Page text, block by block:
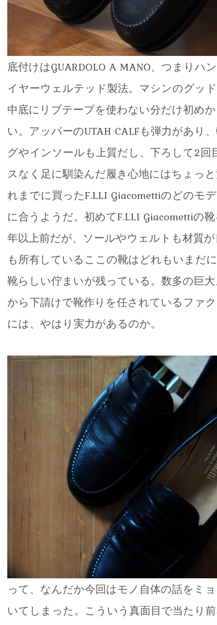
底付けはGUARDOLO A MANO、つまりハ
イヤーウェルテッド製法。マシンのグッ
中底にリブテープを使わない分だけ初め
い。アッパーのUTAH CALFも弾力があり
グやインソールも上質だし、下ろして2回
スなく足に馴染んだ履き心地にはちょっ
れまでに買ったF.LLI Giacomettiのどのモ
に合うようだ。初めてF.LLI Giacomettiの
年以上前だが、ソールやウェルトも材質
も所有しているここの靴はどれもいまだ
靴らしい佇まいが残っている。数多の巨
から下請けで靴作りを任されているファ
には、やはり実力があるのか。
って、なんだか今回はモノ自体の話をミ
いてしまった。こういう真面目で当たり